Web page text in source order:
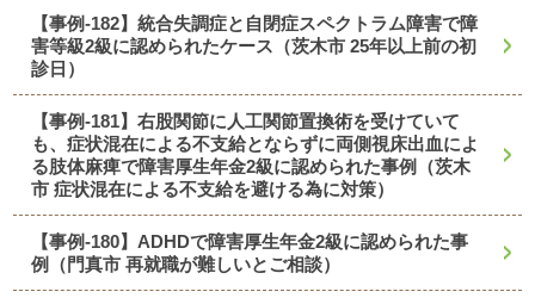
【事例-182】統合失調症と自閉症スペクトラム障害で障
害等級2級に認められたケース（茨木市 25年以上前の初
診日）
【事例-181】右股関節に人工関節置換術を受けていて
も、症状混在による不支給とならずに両側視床出血によ
る肢体麻痺で障害厚生年金2級に認められた事例（茨木
市 症状混在による不支給を避ける為に対策）
【事例-180】ADHDで障害厚生年金2級に認められた事
例（門真市 再就職が難しいとご相談）